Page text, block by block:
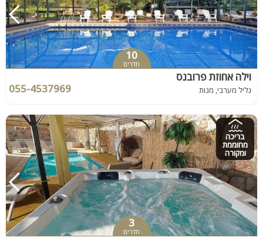
10
חדרים
וילה אחוזת פרובנס
גליל מערבי, מנות 055-4537969
בריכה
מחוממת
ומקורה
3
חדרים